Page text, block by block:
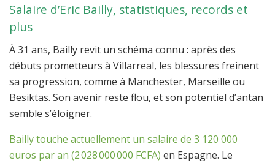
Salaire d’Eric Bailly, statistiques, records et
plus
À 31 ans, Bailly revit un schéma connu : après des
débuts prometteurs à Villarreal, les blessures freinent
sa progression, comme à Manchester, Marseille ou
Besiktas. Son avenir reste flou, et son potentiel d’antan
semble s’éloigner.
Bailly touche actuellement un salaire de 3 120 000
euros par an (2 028 000 000 FCFA) en Espagne. Le